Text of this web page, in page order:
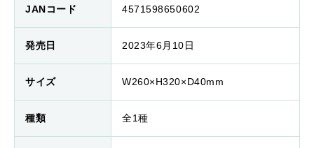
JANコード 4571598650602
発売日 2023年6月10日
サイズ W260×H320×D40mm
種類 全1種